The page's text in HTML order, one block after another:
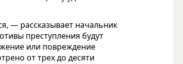
— рассказывает начальник
преступления будут
или повреждение
от трех до десяти